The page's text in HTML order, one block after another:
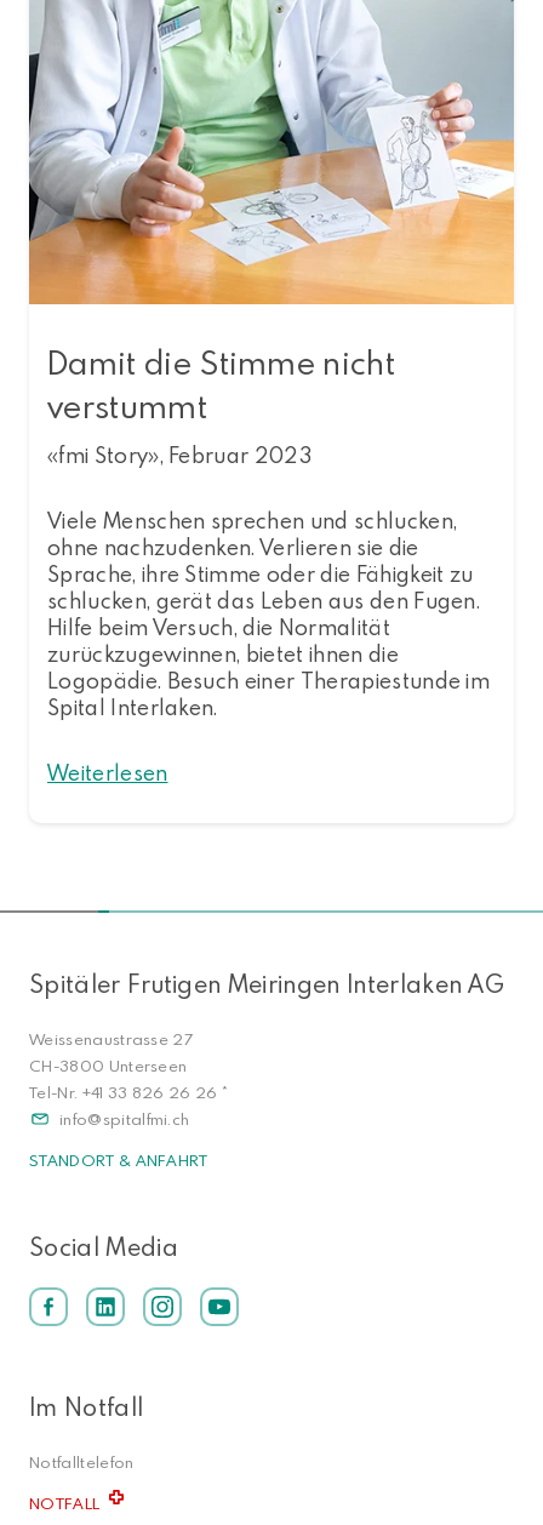
Damit die Stimme nicht
verstummt
«fmi Story», Februar 2023
Viele Menschen sprechen und schlucken,
ohne nachzudenken. Verlieren sie die
Sprache, ihre Stimme oder die Fähigkeit zu
schlucken, gerät das Leben aus den Fugen.
Hilfe beim Versuch, die Normalität
zurückzugewinnen, bietet ihnen die
Logopädie. Besuch einer Therapiestunde im
Spital Interlaken.
Weiterlesen
Spitäler Frutigen Meiringen Interlaken AG
Weissenaustrasse 27
CH-3800 Unterseen
Tel-Nr. +41 33 826 26 26 *
info
spitalfmi.ch
STANDORT & ANFAHRT
Social Media
Im Notfall
Notfalltelefon
NOTFALL